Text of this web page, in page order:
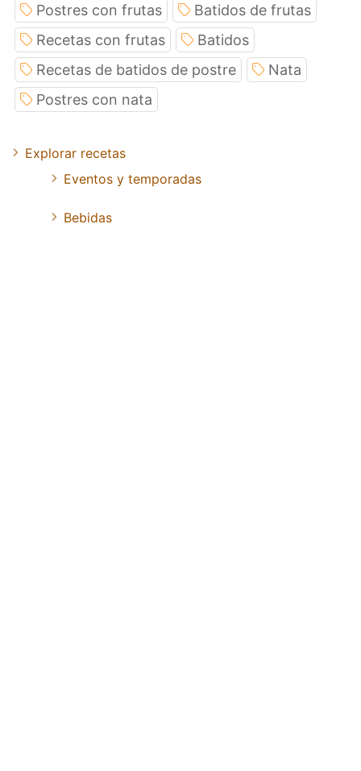
Postres con frutas
Batidos de frutas
Recetas con frutas
Batidos
Recetas de batidos de postre
Nata
Postres con nata
Explorar recetas
Eventos y temporadas
Bebidas